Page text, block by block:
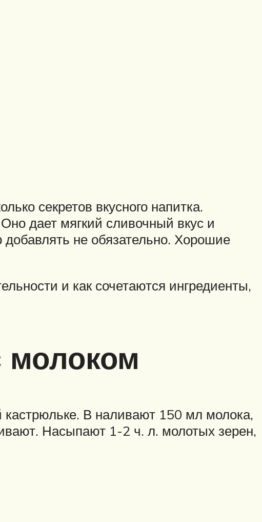
секретов вкусного напитка.
дает мягкий сливочный вкус и
добавлять не обязательно. Хорошие
и как сочетаются ингредиенты,
молоком
В наливают 150 мл молока,
Насыпают 1-2 ч. л. молотых зерен,